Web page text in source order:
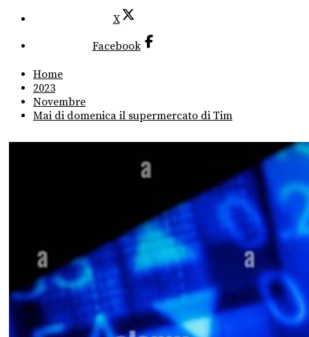
X
Facebook
Home
2023
Novembre
Mai di domenica il supermercato di Tim